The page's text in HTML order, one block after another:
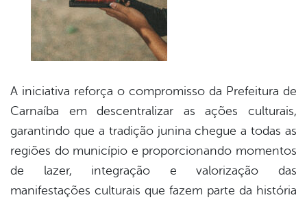
A iniciativa reforça o compromisso da Prefeitura de
Carnaíba em descentralizar as ações culturais,
garantindo que a tradição junina chegue a todas as
regiões do município e proporcionando momentos
de lazer, integração e valorização das
manifestações culturais que fazem parte da história